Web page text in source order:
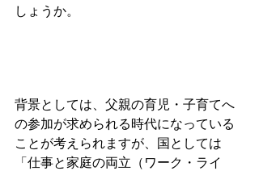
しょうか。
背景としては、父親の育児・子育てへ
の参加が求められる時代になっている
ことが考えられますが、国としては
「仕事と家庭の両立（ワーク・ライ